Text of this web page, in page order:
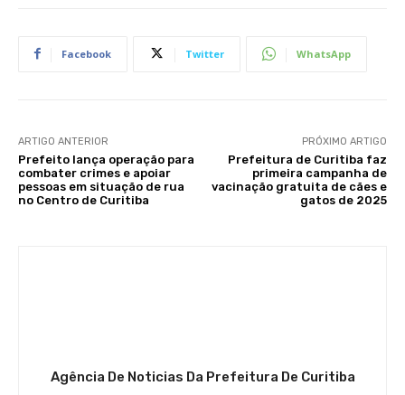
Facebook Twitter WhatsApp
ARTIGO ANTERIOR
Prefeito lança operação para
combater crimes e apoiar
pessoas em situação de rua
no Centro de Curitiba
PRÓXIMO ARTIGO
Prefeitura de Curitiba faz
primeira campanha de
vacinação gratuita de cães e
gatos de 2025
Agência De Noticias Da Prefeitura De Curitiba